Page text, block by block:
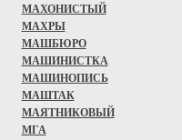
МАХОНИСТЫЙ
МАХРЫ
МАШБЮРО
МАШИНИСТКА
МАШИНОПИСЬ
МАШТАК
МАЯТНИКОВЫЙ
МГА